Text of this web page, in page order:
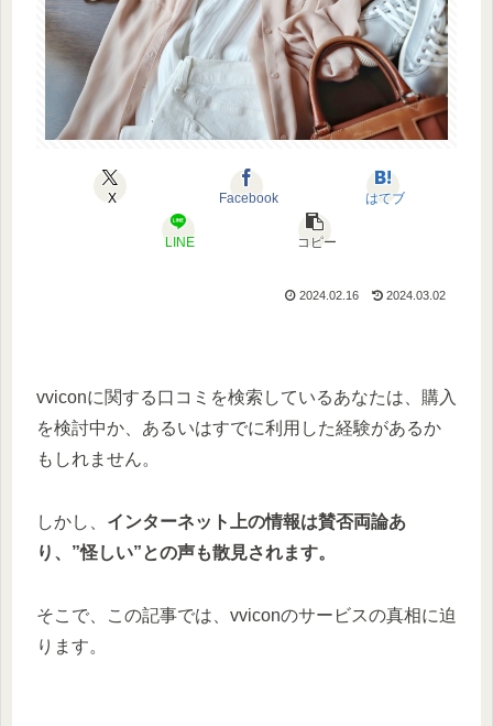
X Facebook はてブ
LINE コピー
2024.02.16 2024.03.02
vviconに関する口コミを検索しているあなたは、購入
を検討中か、あるいはすでに利用した経験があるか
もしれません。
しかし、 インターネット上の情報は賛否両論あ
り、”怪しい”との声も散見されます。
そこで、この記事では、vviconのサービスの真相に迫
ります。